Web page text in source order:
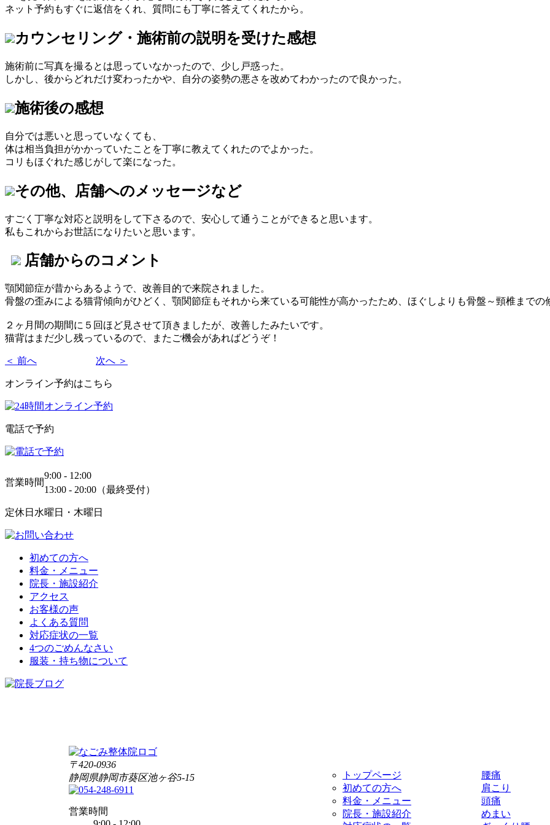
ネット予約もすぐに返信をくれ、質問にも丁寧に答えてくれたから。
カウンセリング・施術前の説明を受けた感想
施術前に写真を撮るとは思っていなかったので、少し戸惑った。
しかし、後からどれだけ変わったかや、自分の姿勢の悪さを改めてわかったので良かった。
施術後の感想
自分では悪いと思っていなくても、
体は相当負担がかかっていたことを丁寧に教えてくれたのでよかった。
コリもほぐれた感じがして楽になった。
その他、店舗へのメッセージなど
すごく丁寧な対応と説明をして下さるので、安心して通うことができると思います。
私もこれからお世話になりたいと思います。
店舗からのコメント
顎関節症が昔からあるようで、改善目的で来院されました。
骨盤の歪みによる猫背傾向がひどく、顎関節症もそれから来ている可能性が高かったため、ほぐしよりも骨盤～頸椎までの
２ヶ月間の期間に５回ほど見させて頂きましたが、改善したみたいです。
猫背はまだ少し残っているので、またご機会があればどうぞ！
＜ 前へ 次へ ＞
オンライン予約はこちら
電話で予約
営業時間
9:00 - 12:00
13:00 - 20:00（最終受付）
定休日 水曜日・木曜日
初めての方へ
料金・メニュー
院長・施設紹介
アクセス
お客様の声
よくある質問
対応症状の一覧
4つのごめんなさい
服装・持ち物について
〒420-0936
静岡県静岡市葵区池ヶ谷5-15
営業時間
トップページ
初めての方へ
料金・メニュー
院長・施設紹介
腰痛
肩こり
頭痛
めまい